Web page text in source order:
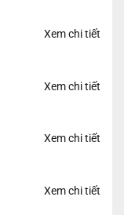
Xem chi tiết
Xem chi tiết
Xem chi tiết
Xem chi tiết